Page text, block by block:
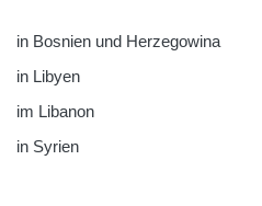
in Bosnien und Herzegowina
in Libyen
im Libanon
in Syrien